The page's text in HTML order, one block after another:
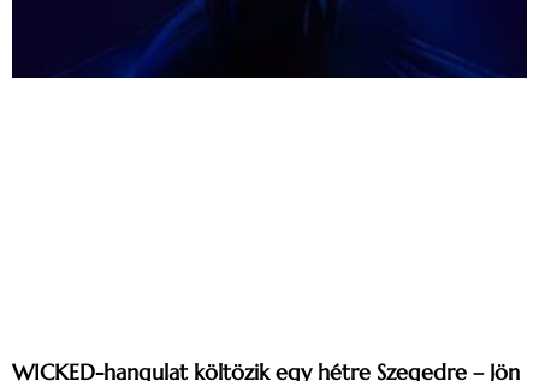
WICKED-hangulat költözik egy hétre Szegedre – Jön